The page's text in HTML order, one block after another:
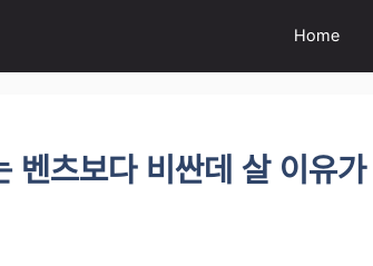
Home
츠보다 비싼데 살 이유가